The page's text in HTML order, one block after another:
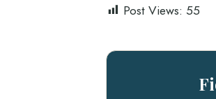
Post Views: 55